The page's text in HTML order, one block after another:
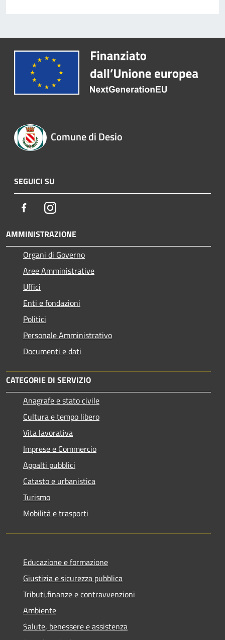
Comune di Desio
SEGUICI SU
FacebookInstagram
AMMINISTRAZIONE
Organi di Governo
Aree Amministrative
Uffici
Enti e fondazioni
Politici
Personale Amministrativo
Documenti e dati
CATEGORIE DI SERVIZIO
Anagrafe e stato civile
Cultura e tempo libero
Vita lavorativa
Imprese e Commercio
Appalti pubblici
Catasto e urbanistica
Turismo
Mobilità e trasporti
Educazione e formazione
Giustizia e sicurezza pubblica
Tributi,finanze e contravvenzioni
Ambiente
Salute, benessere e assistenza